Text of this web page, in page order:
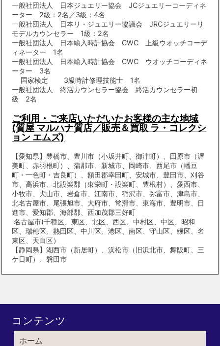
一般社団法人 日本ジュエリー協会 JCジュエリーコーディネ
ーター 2級：2名／3級：4名
一般社団法人 日本リ・ジュエリー協議会 JRCジュエリーリ
モデルカウンセラー 1級：2名
一般社団法人 日本輸入時計協会 CWC 上級ウオッチコーデ
ィネーター 1名
一般社団法人 日本輸入時計協会 CWC ウオッチコーディネ
ーター 3名
国家検定 3級時計修理技能士 1名
一般社団法人 終活カウンセラー協会 終活カウンセラー初
級 2名
ご利用・ご来店いただいたお客様の主な地域
(質屋 マルハナ質店／販売＆買取 ラ・コレクシ
ョン エムズ)
【愛知県】豊橋市、豊川市（小坂井町、御津町）、田原市（渥
美町、赤羽根町）、蒲郡市、新城市、岡崎市、西尾市（幡豆
町・一色町・吉良町）、額田郡幸田町、安城市、豊田市、刈谷
市、高浜市、北設楽郡（東栄町・設楽町、豊根村）、愛西市、
小牧市、犬山市、岩倉市、江南市、稲沢市、弥富市、津島市、
北名古屋市、尾張旭市、大府市、常滑市、東海市、豊明市、日
進市、愛知郡、海部郡、西加茂郡三好町
名古屋市(千種区、東区、北区、西区、中村区、中区、昭和
区、瑞穂区、熱田区、中川区、港区、南区、守山区、緑区、名
東区、天白区）
【静岡県】湖西市（新居町）、浜松市（旧浜北市、舞阪町、三
ケ日町）、磐田市
コンテンツ
ホーム